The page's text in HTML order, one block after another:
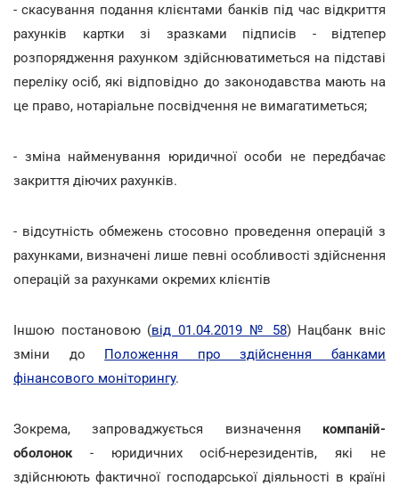
- скасування подання клієнтами банків під час відкриття
рахунків картки зі зразками підписів - відтепер
розпорядження рахунком здійснюватиметься на підставі
переліку осіб, які відповідно до законодавства мають на
це право, нотаріальне посвідчення не вимагатиметься;
- зміна найменування юридичної особи не передбачає
закриття діючих рахунків.
- відсутність обмежень стосовно проведення операцій з
рахунками, визначені лише певні особливості здійснення
операцій за рахунками окремих клієнтів
Іншою постановою (від 01.04.2019 № 58) Нацбанк вніс
зміни до Положення про здійснення банками
фінансового моніторингу.
Зокрема, запроваджується визначення компаній-
оболонок- юридичних осіб-нерезидентів, які не
здійснюють фактичної господарської діяльності в країні